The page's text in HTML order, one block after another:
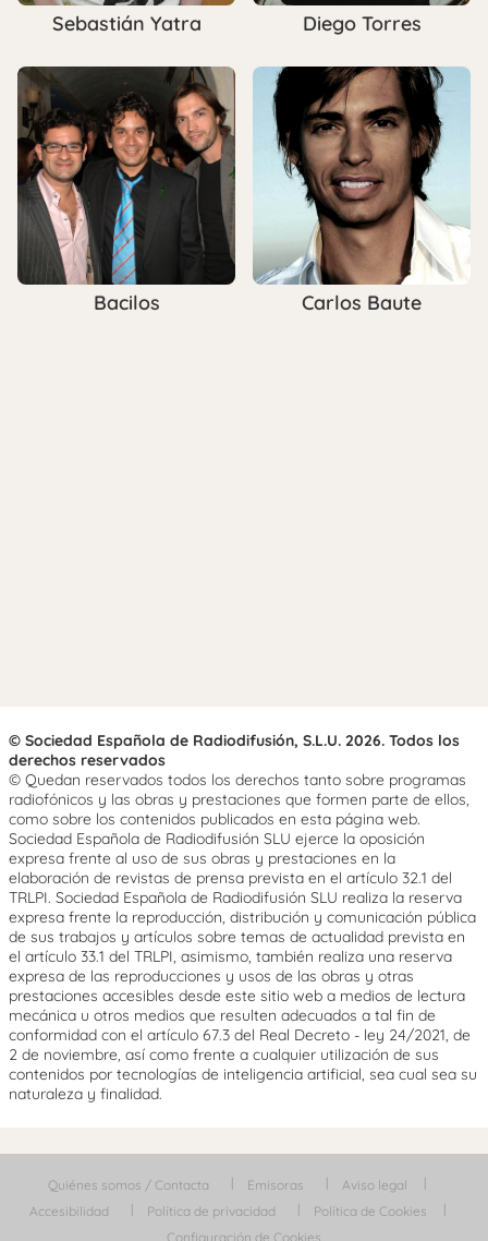
Sebastián Yatra Diego Torres
Bacilos Carlos Baute
© Sociedad Española de Radiodifusión, S.L.U. 2026. Todos los
derechos reservados
© Quedan reservados todos los derechos tanto sobre programas
radiofónicos y las obras y prestaciones que formen parte de ellos,
como sobre los contenidos publicados en esta página web.
Sociedad Española de Radiodifusión SLU ejerce la oposición
expresa frente al uso de sus obras y prestaciones en la
elaboración de revistas de prensa prevista en el artículo 32.1 del
TRLPI. Sociedad Española de Radiodifusión SLU realiza la reserva
expresa frente la reproducción, distribución y comunicación pública
de sus trabajos y artículos sobre temas de actualidad prevista en
el artículo 33.1 del TRLPI, asimismo, también realiza una reserva
expresa de las reproducciones y usos de las obras y otras
prestaciones accesibles desde este sitio web a medios de lectura
mecánica u otros medios que resulten adecuados a tal fin de
conformidad con el artículo 67.3 del Real Decreto - ley 24/2021, de
2 de noviembre, así como frente a cualquier utilización de sus
contenidos por tecnologías de inteligencia artificial, sea cual sea su
naturaleza y finalidad.
Quiénes somos / Contacta Emisoras
Aviso legal
Accesibilidad
Política de privacidad
Política de Cookies
Configuración de Cookies